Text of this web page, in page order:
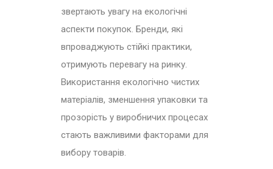
звертають увагу на екологічні
аспекти покупок. Бренди, які
впроваджують стійкі практики,
отримують перевагу на ринку.
Використання екологічно чистих
матеріалів, зменшення упаковки та
прозорість у виробничих процесах
стають важливими факторами для
вибору товарів.